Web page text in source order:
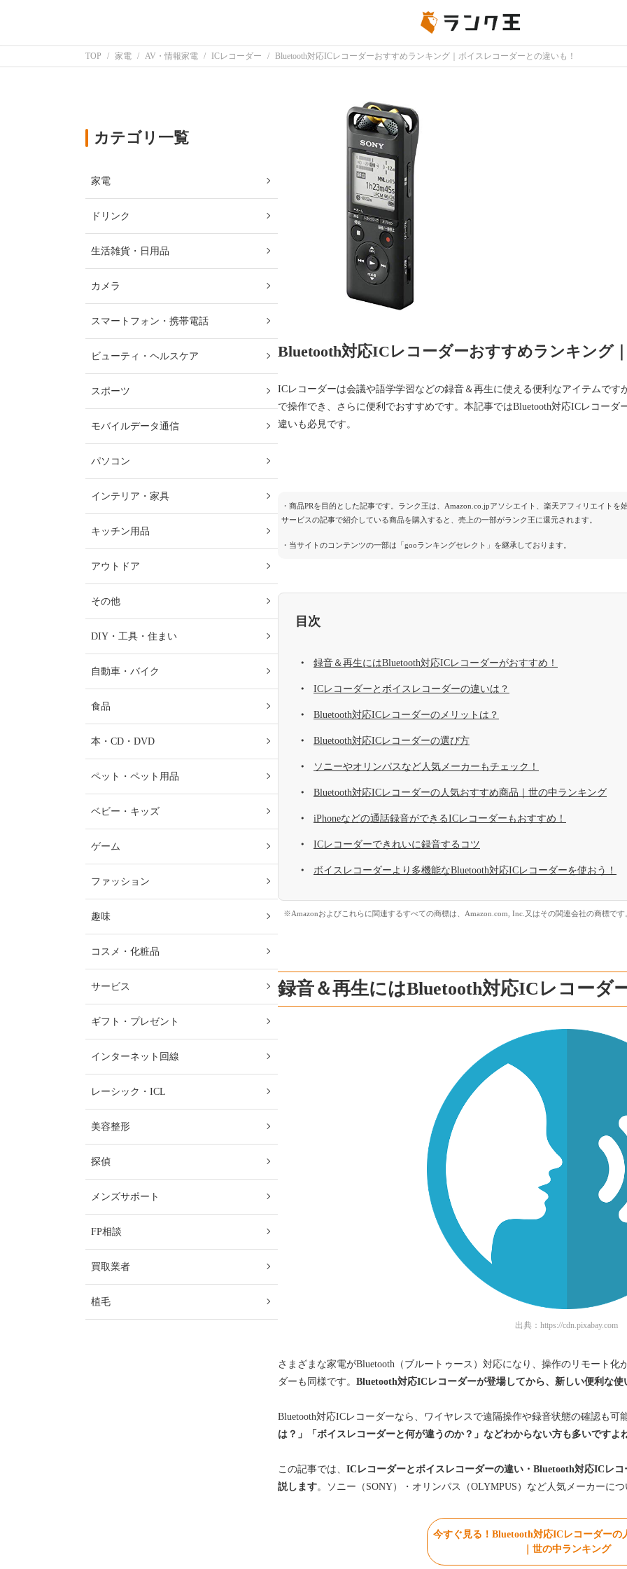
TOP 家電 AV・情報家電 ICレコーダー Bluetooth対応ICレコーダーおすすめランキング｜ボイスレコーダーとの違いも！
Bluetooth対応ICレコーダーおすすめランキング
ICレコーダーは会議や語学学習などの録音＆再生に使える便利なアイテムです
で操作でき、さらに便利でおすすめです。本記事ではBluetooth対応ICレコー
違いも必見です。
・商品PRを目的とした記事です。ランク王は、Amazon.co.jpアソシエイト、楽天アフィリエイト
サービスの記事で紹介している商品を購入すると、売上の一部がランク王に還元されます。
・当サイトのコンテンツの一部は「gooランキングセレクト」を継承しております。
目次
録音＆再生にはBluetooth対応ICレコーダーがおすすめ！
ICレコーダーとボイスレコーダーの違いは？
Bluetooth対応ICレコーダーのメリットは？
Bluetooth対応ICレコーダーの選び方
ソニーやオリンパスなど人気メーカーもチェック！
Bluetooth対応ICレコーダーの人気おすすめ商品｜世の中ランキング
iPhoneなどの通話録音ができるICレコーダーもおすすめ！
ICレコーダーできれいに録音するコツ
ボイスレコーダーより多機能なBluetooth対応ICレコーダーを使おう！
※Amazonおよびこれらに関連するすべての商標は、Amazon.com, Inc.又はその関連会社の商標です
録音＆再生にはBluetooth対応ICレコーダ
出典： https://cdn.pixabay.com
さまざまな家電がBluetooth（ブルートゥース）対応になり、操作のリモート化
ダーも同様です。 Bluetooth対応ICレコーダーが登場してから、新しい便利な
Bluetooth対応ICレコーダーなら、ワイヤレスで遠隔操作や録音状態の確認も可
は？」「 ボイスレコーダーと何が違うのか？」などわからない方も多いですよ
この記事では、 ICレコーダーとボイスレコーダーの違い・Bluetooth対応ICレ
説します。ソニー（SONY）・オリンパス（OLYMPUS）など人気メーカーに
今すぐ見る！Bluetooth対応ICレコーダーの
｜世の中ランキング
カテゴリ一覧
家電
ドリンク
生活雑貨・日用品
カメラ
スマートフォン・携帯電話
ビューティ・ヘルスケア
スポーツ
モバイルデータ通信
パソコン
インテリア・家具
キッチン用品
アウトドア
その他
DIY・工具・住まい
自動車・バイク
食品
本・CD・DVD
ペット・ペット用品
ベビー・キッズ
ゲーム
ファッション
趣味
コスメ・化粧品
サービス
ギフト・プレゼント
インターネット回線
レーシック・ICL
美容整形
探偵
メンズサポート
FP相談
買取業者
植毛